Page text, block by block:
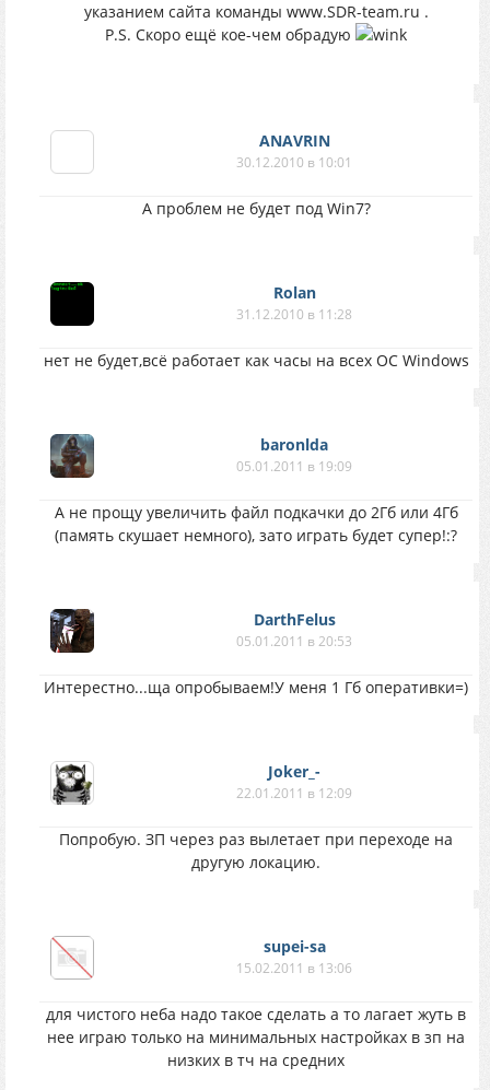
указанием сайта команды www.SDR-team.ru .
P.S. Скоро ещё кое-чем обрадую
ANAVRIN
30.12.2010 в 10:01
А проблем не будет под Win7?
Rolan
31.12.2010 в 11:28
нет не будет,всё работает как часы на всех ОС Windows
baronlda
05.01.2011 в 19:09
А не прощу увеличить файл подкачки до 2Гб или 4Гб
(память скушает немного), зато играть будет супер!:?
DarthFelus
05.01.2011 в 20:53
Интерестно...ща опробываем!У меня 1 Гб оперативки=)
Joker_-
22.01.2011 в 12:09
Попробую. ЗП через раз вылетает при переходе на
другую локацию.
supei-sa
15.02.2011 в 13:06
для чистого неба надо такое сделать а то лагает жуть в
нее играю только на минимальных настройках в зп на
низких в тч на средних